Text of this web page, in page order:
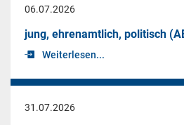
06.07.2026
jung, ehrenamtlich, politisch
Weiterlesen...
31.07.2026